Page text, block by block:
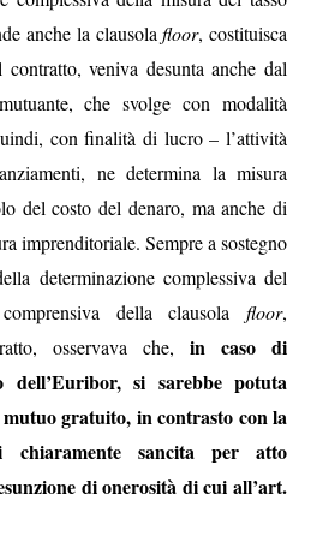
anche la clausolafloor, costituisca
veniva desunta anche dal
che svolge con modalità
con finalità di lucro – l’attività
ne determina la misura
del costo del denaro, ma anche di
imprenditoriale. Sempre a sostegno
determinazione complessiva del
della clausola floor,
osservava che, in caso di
dell’Euribor, si sarebbe potuta
gratuito, in contrasto con la
chiaramente sancita per atto
di onerosità di cui all’art.